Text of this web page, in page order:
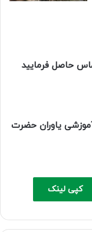
حاصل فرمایید
آموزشی یاوران حضرت
کپی لینک